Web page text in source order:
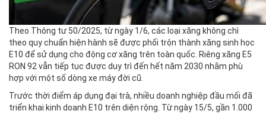
Theo Thông tư 50/2025, từ ngày 1/6, các loại xăng không chì
theo quy chuẩn hiện hành sẽ được phối trộn thành xăng sinh học
E10 để sử dụng cho động cơ xăng trên toàn quốc. Riêng xăng E5
RON 92 vẫn tiếp tục được duy trì đến hết năm 2030 nhằm phù
hợp với một số dòng xe máy đời cũ.
Trước thời điểm áp dụng đại trà, nhiều doanh nghiệp đầu mối đã
triển khai kinh doanh E10 trên diện rộng. Từ ngày 15/5, gần 1.000